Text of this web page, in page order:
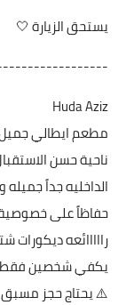
يستحق الزيارة 🤍
Huda Aziz
مطعم ايطالي جميل
ناحية حسن
الداخليه جداً
حفاظاً على خصوصية
رااااائعه ديكورات
يكفي شخصين فقط
⚠️ يحتاج حجز مسبق